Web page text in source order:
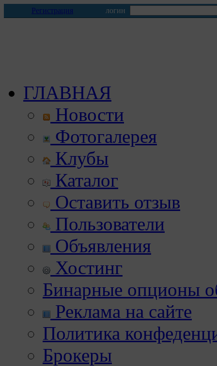
Регистрация логин
ГЛАВНАЯ
Новости
Фотогалерея
Клубы
Каталог
Оставить отзыв
Пользователи
Объявления
Хостинг
Бинарные опционы
Реклама на сайте
Политика
Брокеры